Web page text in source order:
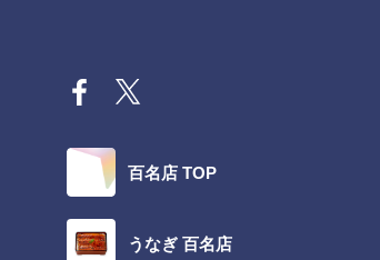
百名店 TOP
うなぎ 百名店